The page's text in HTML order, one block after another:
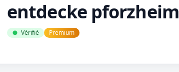
entdecke pforzheim
Vérifié Premium